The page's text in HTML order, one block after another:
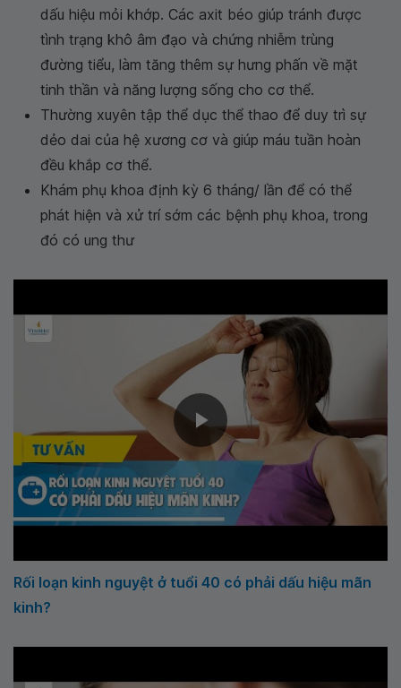
dấu hiệu mỏi khớp. Các axit béo giúp tránh được
tình trạng khô âm đạo và chứng nhiễm trùng
đường tiểu, làm tăng thêm sự hưng phấn về mặt
tinh thần và năng lượng sống cho cơ thể.
Thường xuyên tập thể dục thể thao để duy trì sự
dẻo dai của hệ xương cơ và giúp máu tuần hoàn
đều khắp cơ thể.
Khám phụ khoa định kỳ 6 tháng/ lần để có thể
phát hiện và xử trí sớm các bệnh phụ khoa, trong
đó có ung thư
Rối loạn kinh nguyệt ở tuổi 40 có phải dấu hiệu mãn
kinh?